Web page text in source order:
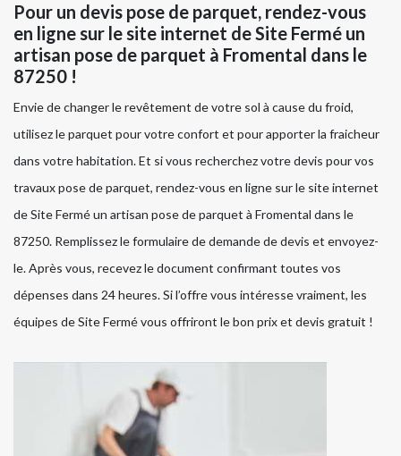
Pour un devis pose de parquet, rendez-vous
en ligne sur le site internet de Site Fermé un
artisan pose de parquet à Fromental dans le
87250 !
Envie de changer le revêtement de votre sol à cause du froid,
utilisez le parquet pour votre confort et pour apporter la fraicheur
dans votre habitation. Et si vous recherchez votre devis pour vos
travaux pose de parquet, rendez-vous en ligne sur le site internet
de Site Fermé un artisan pose de parquet à Fromental dans le
87250. Remplissez le formulaire de demande de devis et envoyez-
le. Après vous, recevez le document confirmant toutes vos
dépenses dans 24 heures. Si l’offre vous intéresse vraiment, les
équipes de Site Fermé vous offriront le bon prix et devis gratuit !